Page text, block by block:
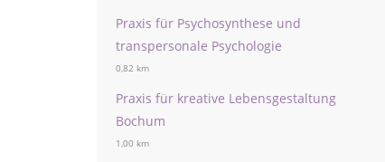
Praxis für Psychosynthese und
transpersonale Psychologie
0,82 km
Praxis für kreative Lebensgestaltung
Bochum
1,00 km